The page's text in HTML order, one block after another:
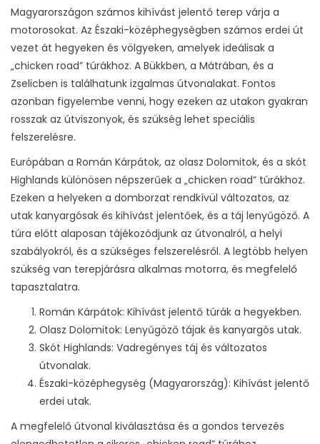
Magyarországon számos kihívást jelentő terep várja a
motorosokat. Az Északi-középhegységben számos erdei út
vezet át hegyeken és völgyeken, amelyek ideálisak a
„chicken road” túrákhoz. A Bükkben, a Mátrában, és a
Zselicben is találhatunk izgalmas útvonalakat. Fontos
azonban figyelembe venni, hogy ezeken az utakon gyakran
rosszak az útviszonyok, és szükség lehet speciális
felszerelésre.
Európában a Román Kárpátok, az olasz Dolomitok, és a skót
Highlands különösen népszerűek a „chicken road” túrákhoz.
Ezeken a helyeken a domborzat rendkívül változatos, az
utak kanyargósak és kihívást jelentőek, és a táj lenyűgöző. A
túra előtt alaposan tájékozódjunk az útvonalról, a helyi
szabályokról, és a szükséges felszerelésről. A legtöbb helyen
szükség van terepjárásra alkalmas motorra, és megfelelő
tapasztalatra.
Román Kárpátok: Kihívást jelentő túrák a hegyekben.
Olasz Dolomitok: Lenyűgöző tájak és kanyargós utak.
Skót Highlands: Vadregényes táj és változatos
útvonalak.
Északi-középhegység (Magyarország): Kihívást jelentő
erdei utak.
A megfelelő útvonal kiválasztása és a gondos tervezés